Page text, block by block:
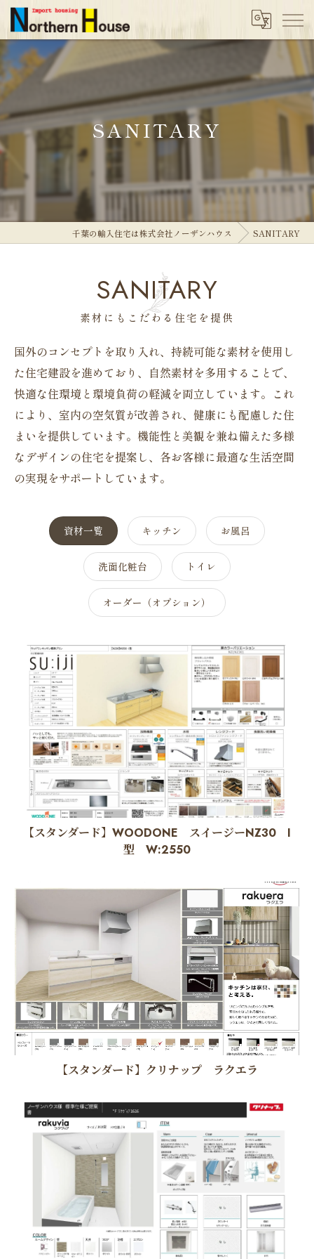
SANITARY
千葉の輸入住宅は株式会社ノーザンハウス SANITARY
SANITARY
素材にもこだわる住宅を提供
国外のコンセプトを取り入れ、持続可能な素材を使用し
た住宅建設を進めており、自然素材を多用することで、
快適な住環境と環境負荷の軽減を両立しています。これ
により、室内の空気質が改善され、健康にも配慮した住
まいを提供しています。機能性と美観を兼ね備えた多様
なデザインの住宅を提案し、各お客様に最適な生活空間
の実現をサポートしています。
資材一覧 キッチン お風呂
洗面化粧台 トイレ
オーダー（オプション）
【スタンダード】WOODONE スイージーNZ30 I
型 W:2550
【スタンダード】クリナップ ラクエラ